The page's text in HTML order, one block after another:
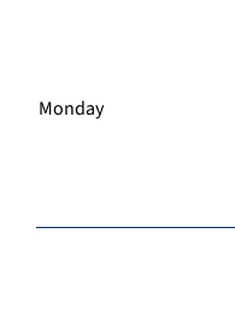
Monday